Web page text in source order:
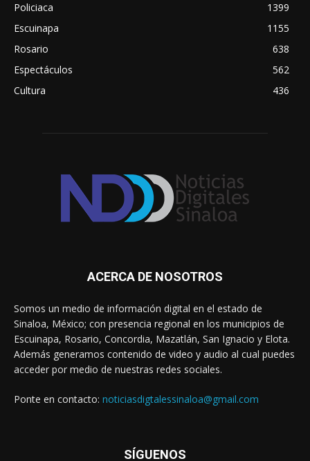
Policiaca
1399
Escuinapa
1155
Rosario
638
Espectáculos
562
Cultura
436
ACERCA DE NOSOTROS
Somos un medio de información digital en el estado de
Sinaloa, México; con presencia regional en los municipios de
Escuinapa, Rosario, Concordia, Mazatlán, San Ignacio y Elota.
Además generamos contenido de video y audio al cual puedes
acceder por medio de nuestras redes sociales.
Ponte en contacto: noticiasdigtalessinaloa@gmail.com
SÍGUENOS